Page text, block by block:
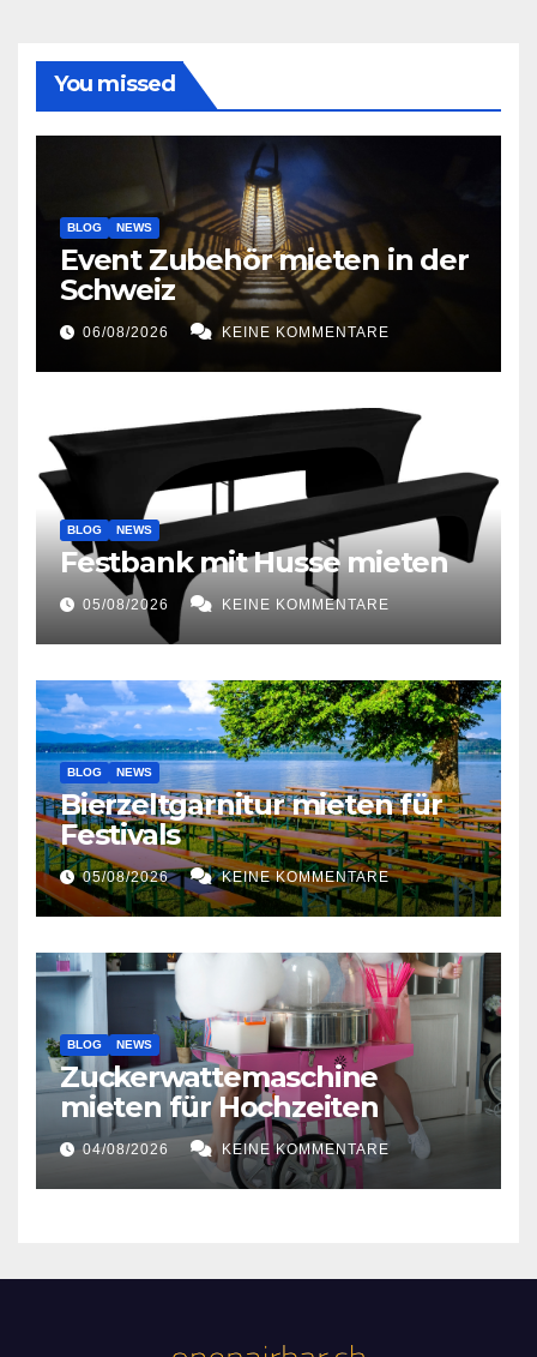
You missed
BLOG NEWS
Event Zubehör mieten in der
Schweiz
06/08/2026 KEINE KOMMENTARE
BLOG NEWS
Festbank mit Husse mieten
05/08/2026 KEINE KOMMENTARE
BLOG NEWS
Bierzeltgarnitur mieten für
Festivals
05/08/2026 KEINE KOMMENTARE
BLOG NEWS
Zuckerwattemaschine
mieten für Hochzeiten
04/08/2026 KEINE KOMMENTARE